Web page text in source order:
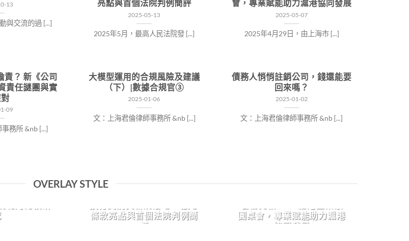
13
與交流的過 [...]
亮點與首個法院判例簡評
2025-05-13
2025年5月，最高人民法院發 [...]
會，專業賦能助力滬港協同發展
2025-05-07
2025年4月29日，由上海市 [...]
責？ 新《公司
責任謎團與實
09
務所 &nb [...]
大模型運用的合規風險及建議
（下）|數據合規官③
2025-01-06
文：上海君倫律師事務所 &nb [...]
債務人悄悄註銷公司，錢還能要
回來嗎？
2025-01-02
文：上海君倫律師事務所 &nb [...]
OVERLAY STYLE
條款亮點與首個法院判例簡
評
圓桌會，專業賦能助力滬港
協同發展